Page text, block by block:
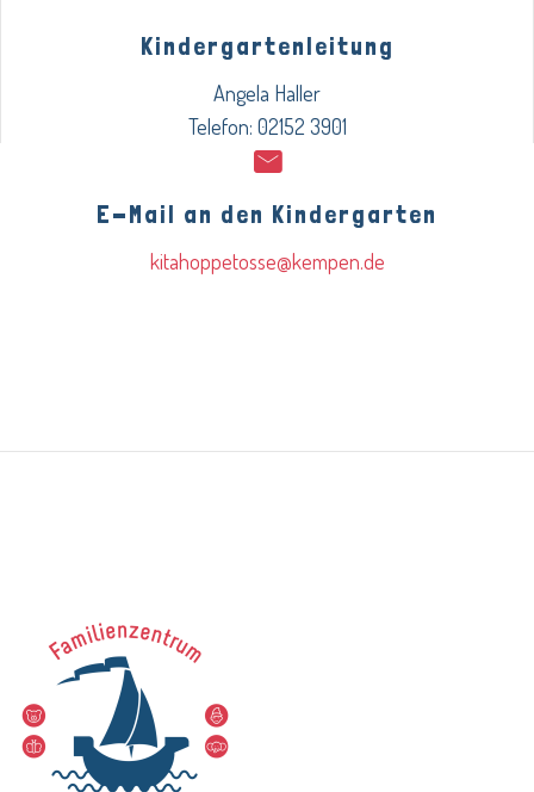
Kindergartenleitung
Angela Haller
Telefon: 02152 3901
E-Mail an den Kindergarten
kitahoppetosse@kempen.de